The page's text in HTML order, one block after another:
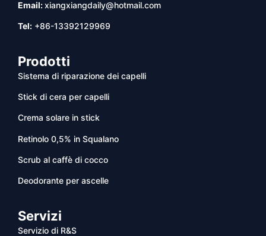
Email:xiangxiangdaily@hotmail.com
Tel: +86-13392129969
Prodotti
Sistema di riparazione dei capelli
Stick di cera per capelli
Crema solare in stick
Retinolo 0,5% in Squalano
Scrub al caffè di cocco
Deodorante per ascelle
Servizi
Servizio di R&S